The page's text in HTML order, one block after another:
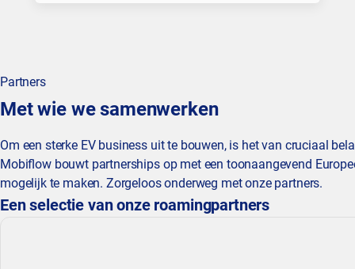
Partners
Met wie we samenwerken
Om een sterke EV business uit te bouwen, is het van cruciaal
Mobiflow bouwt partnerships op met een toonaangevend
mogelijk te maken. Zorgeloos onderweg met onze partners.
Een selectie van onze roamingpartners